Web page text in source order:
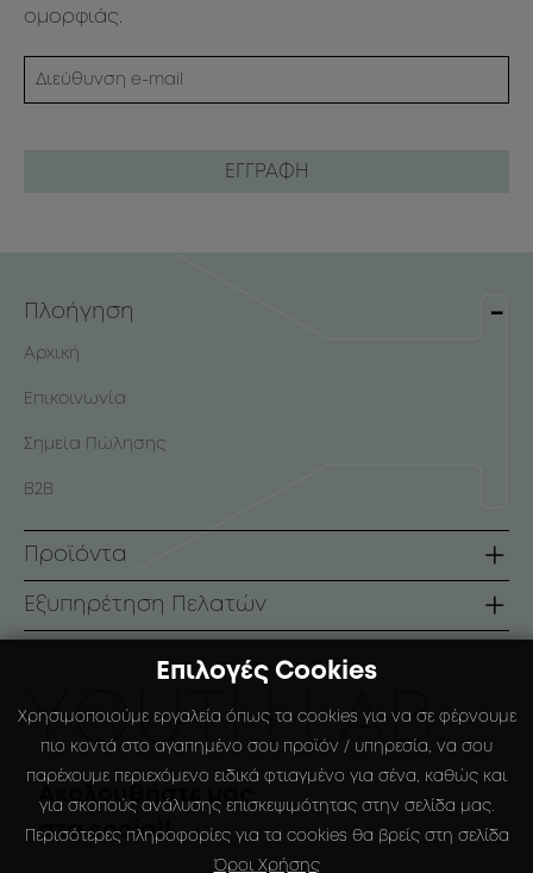
ομορφιάς.
ΥOUTH LAB.
Ακολουθήστε μας
στα social!
Πλοήγηση
Αρχική
Επικοινωνία
Σημεία Πώλησης
B2B
Προϊόντα
Σειρές
Πρόσωπο
Ειδικές Συσκευάσιες
Εξυπηρέτηση Πελατών
Τρόποι Αποστολής
Πολιτική Επιστροφών
Ο Λογαριασμός μου
Επιλογές Cookies
Χρησιμοποιούμε εργαλεία όπως τα cookies για να σε φέρνουμε
πιο κοντά στο αγαπημένο σου προϊόν / υπηρεσία, να σου
παρέχουμε περιεχόμενο ειδικά φτιαγμένο για σένα, καθώς και
για σκοπούς ανάλυσης επισκεψιμότητας στην σελίδα μας.
Περισότερες πληροφορίες για τα cookies θα βρείς στη σελίδα
Όροι Χρήσης